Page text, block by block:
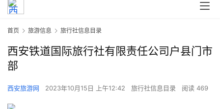
首页 旅游信息 旅行社信息目录
西安铁道国际旅行社有限责任公司户县门市
部
西安旅游网 2023年10月15日 上午12:42 旅行社信息目录 阅读 469